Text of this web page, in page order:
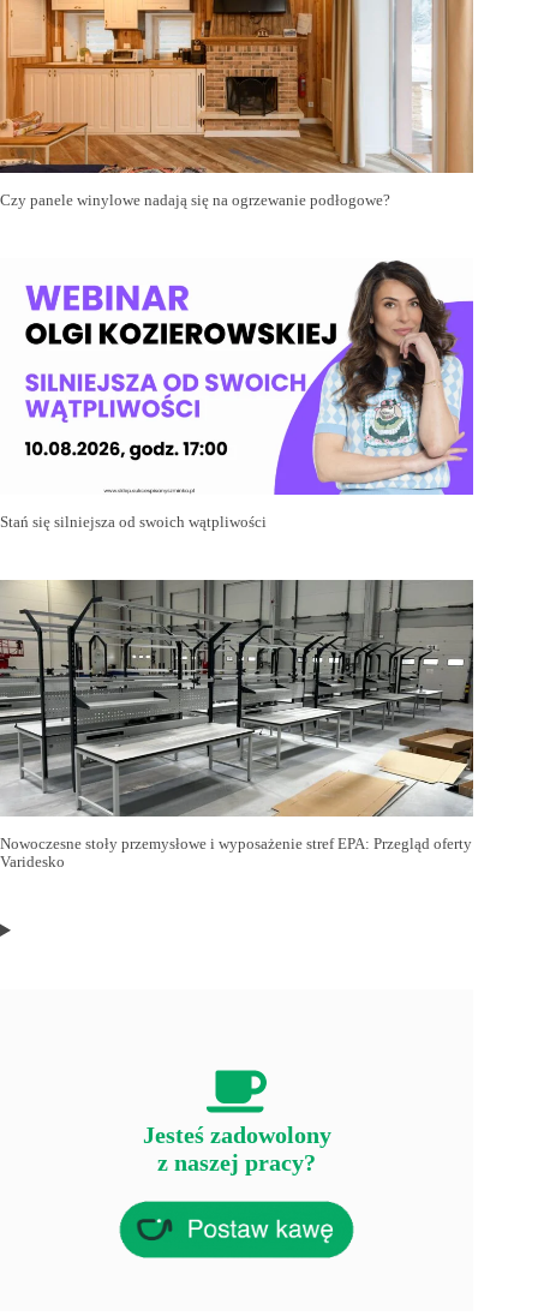
Czy panele winylowe nadają się na ogrzewanie podłogowe?
Stań się silniejsza od swoich wątpliwości
Nowoczesne stoły przemysłowe i wyposażenie stref EPA: Przegląd oferty
Varidesko
Jesteś zadowolony
z naszej pracy?